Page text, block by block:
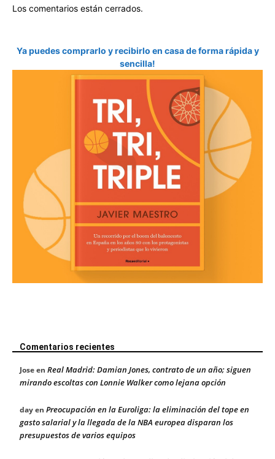
Los comentarios están cerrados.
Ya puedes comprarlo y recibirlo en casa de forma rápida y
sencilla!
Comentarios recientes
Joseen Real Madrid: Damian Jones, contrato de un año; siguen
mirando escoltas con Lonnie Walker como lejana opción
dayen Preocupación en la Euroliga: la eliminación del tope en
gasto salarial y la llegada de la NBA europea disparan los
presupuestos de varios equipos